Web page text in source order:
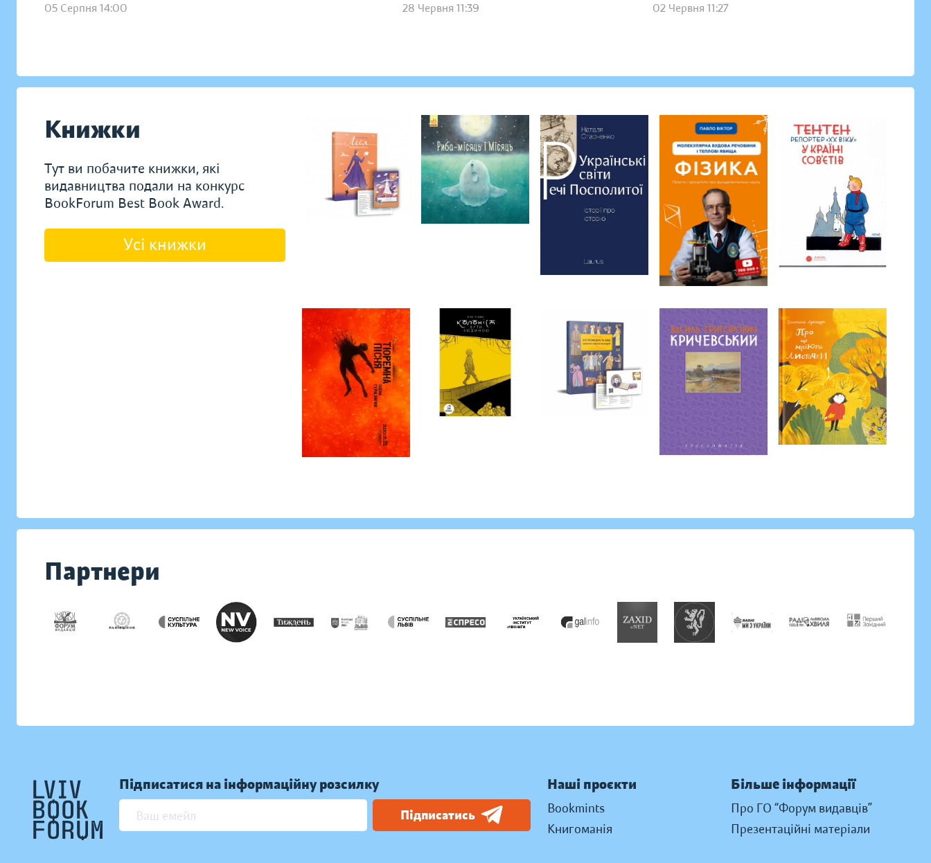
05 Серпня 14:00 28 Червня 11:39 02 Червня 11:27
Книжки
Тут ви побачите книжки, які
видавництва подали на конкурс
BookForum Best Book Award.
Усі книжки
Партнери
Підписатися на інформаційну розсилку
Підписатись
Наші проєкти
Bookmints
Книгоманія
Більше інформації
Про ГО “Форум видавців”
Презентаційні матеріали